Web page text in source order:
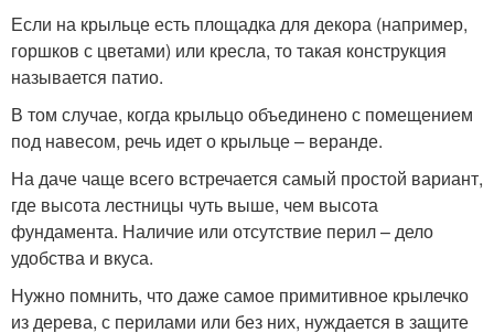
Если на крыльце есть площадка для декора (например,
горшков с цветами) или кресла, то такая конструкция
называется патио.
В том случае, когда крыльцо объединено с помещением
под навесом, речь идет о крыльце – веранде.
На даче чаще всего встречается самый простой вариант,
где высота лестницы чуть выше, чем высота
фундамента. Наличие или отсутствие перил – дело
удобства и вкуса.
Нужно помнить, что даже самое примитивное крылечко
из дерева, с перилами или без них, нуждается в защите